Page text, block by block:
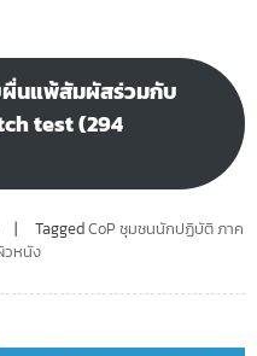
ผื่นแพ้สัมผัสร่วมกับ
test (294
TaggedCoP ชุมชนนักปฏิบัติ ภาค
วหนัง